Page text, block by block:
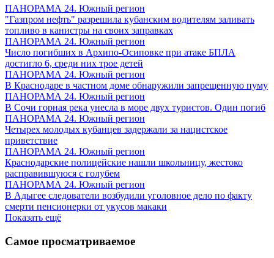
ПАНОРАМА 24. Южный регион
"Газпром нефть" разрешила кубанским водителям заливать
топливо в канистры на своих заправках
ПАНОРАМА 24. Южный регион
Число погибших в Архипо-Осиповке при атаке БПЛА
достигло 6, среди них трое детей
ПАНОРАМА 24. Южный регион
В Краснодаре в частном доме обнаружили запрещенную пуму
ПАНОРАМА 24. Южный регион
В Сочи горная река унесла в море двух туристов. Один погиб
ПАНОРАМА 24. Южный регион
Четырех молодых кубанцев задержали за нацистское
приветствие
ПАНОРАМА 24. Южный регион
Краснодарские полицейские нашли школьницу, жестоко
расправившуюся с голубем
ПАНОРАМА 24. Южный регион
В Адыгее следователи возбудили уголовное дело по факту
смерти пенсионерки от укусов макаки
Показать ещё
Самое просматриваемое